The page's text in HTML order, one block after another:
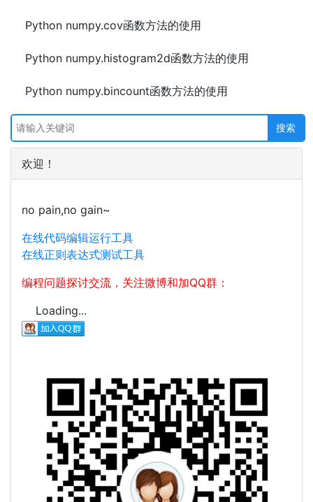
Python numpy.cov函数方法的使用
Python numpy.histogram2d函数方法的使用
Python numpy.bincount函数方法的使用
欢迎！
no pain,no gain~
在线代码编辑运行工具
在线正则表达式测试工具
编程问题探讨交流，关注微博和加QQ群：
Loading...